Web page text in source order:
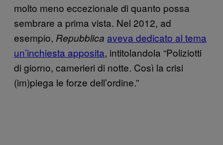
molto meno eccezionale di quanto possa
sembrare a prima vista. Nel 2012, ad
esempio, Repubblica aveva dedicato al tema
un’inchiesta apposita, intitolandola “Poliziotti
di giorno, camerieri di notte. Così la crisi
(im)piega le forze dell’ordine.”